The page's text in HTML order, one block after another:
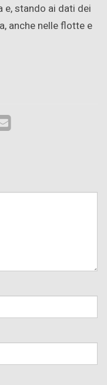
e, stando ai dati dei
anche nelle flotte e